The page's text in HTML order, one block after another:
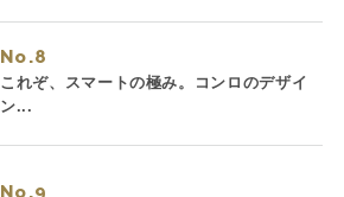
No.
これぞ、スマートの極み。コンロのデザイ
ン...
No.